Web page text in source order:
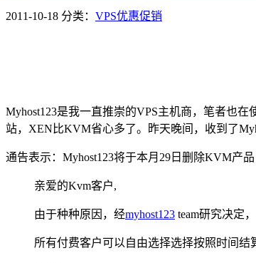
2011-10-18 分类： VPS优惠促销
Myhost123是我一直推崇的VPS主机商，笔者也
站，XEN比KVM省心多了。昨天晚间，收到了
通告表示：Myhost123将于本月29日删除KVM产
亲爱的Kvm客户,
由于种种原因，经myhost123 team研究决定
所有付费客户可以自由选择选择按照时间结